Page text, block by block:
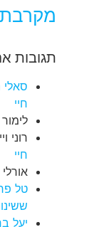
מקרבת
תגובות
סאלי
חיי
לימור
רוני
חיי
טל
יעל